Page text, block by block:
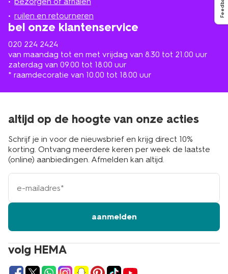
Feedback
ruilen en retourneren
bel onze klantenservice
020 224 2424
van maandag tot en met vrijdag van 8.30 tot 21.00 uur
zaterdag van 09.00 tot 18.00 uur
* raamdecoratie van 10.00 tot 18.00 uur
buurt
volg HEMA
altijd op de hoogte van onze acties
Schrijf je in voor de nieuwsbrief en krijg direct 10%
korting. Ontvang meerdere keren per week de laatste
(online) aanbiedingen. Afmelden kan altijd.
e-
mailadres
aanmelden